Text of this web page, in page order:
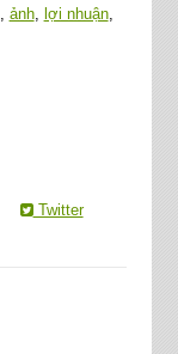
, ảnh, lợi nhuận,
Twitter